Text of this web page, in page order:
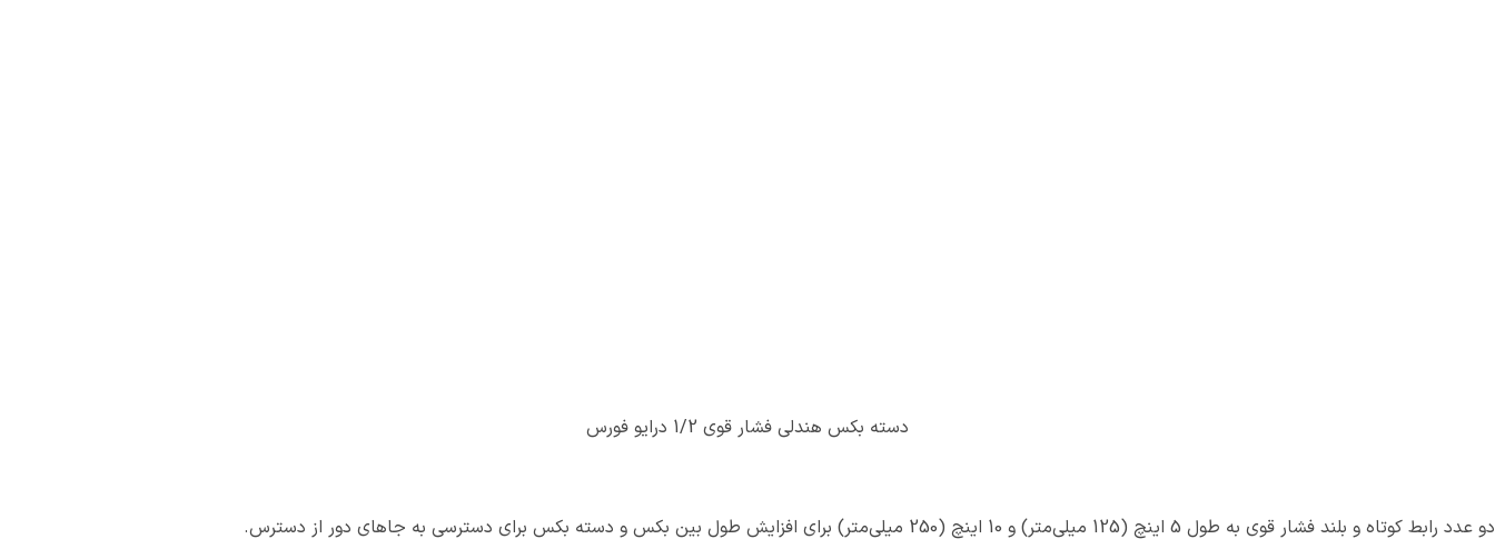
دسته بکس هندلی فشار قوی 1/2 درایو فورس
دو عدد رابط کوتاه و بلند فشار قوی به طول 5 اینچ (125 میلی‌متر) و 10 اینچ (250 میلی‌متر) برای افزایش طول بین بکس و دسته بکس برای دسترسی به جاهای دور از دسترس.